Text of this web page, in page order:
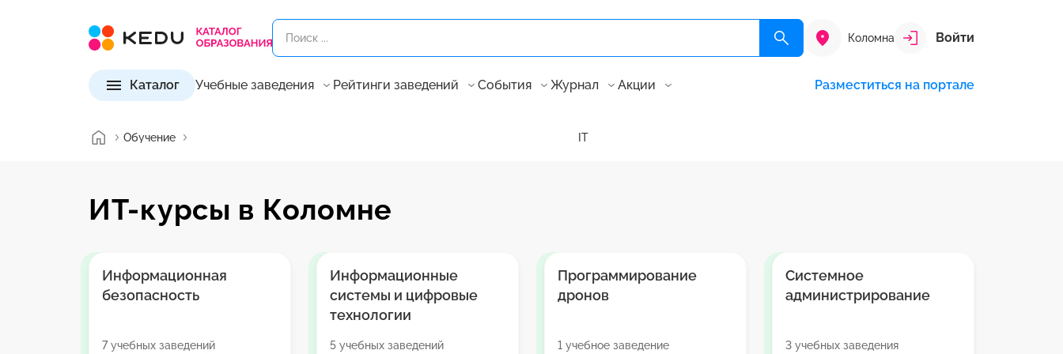
Коломна Войти
Каталог Учебные заведения Рейтинги заведений События Журнал Акции Разместиться на портале
Обучение IT
ИТ-курсы в Коломне
Информационная
безопасность
7 учебных заведений
Информационные
системы и цифровые
технологии
5 учебных заведений
Программирование
дронов
1 учебное заведение
Системное
администрирование
3 учебных заведения